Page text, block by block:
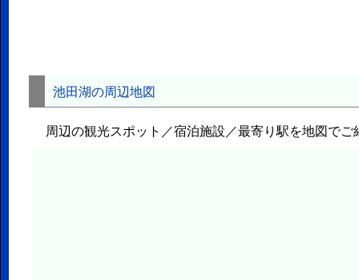
池田湖の周辺地図
周辺の観光スポット／宿泊施設／最寄り駅を地図でご